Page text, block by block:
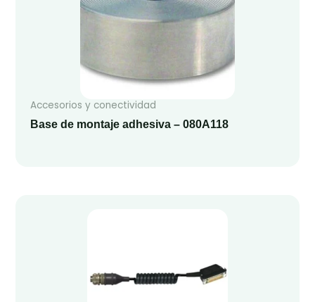
Accesorios y conectividad
Base de montaje adhesiva – 080A118